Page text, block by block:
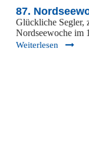
87.
Glückliche Segler,
Nordseewoche im
Weiterlesen